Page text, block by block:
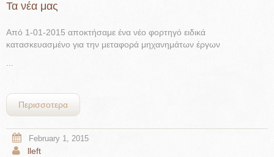
Τα νέα μας
Από 1-01-2015 αποκτήσαμε ένα νέο φορτηγό ειδικά
κατασκευασμένο για την μεταφορά μηχανημάτων έργων
Περισσοτερα
February 1, 2015
lleft